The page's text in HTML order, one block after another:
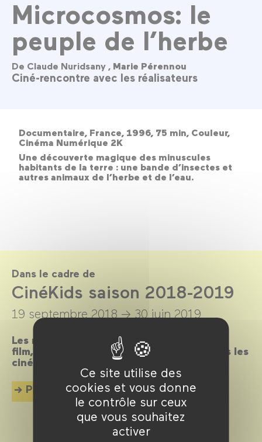
Ce site utilise des
cookies et vous donne
le contrôle sur ceux
que vous souhaitez
activer
Microcosmos: le
peuple de l’herbe
De Claude Nuridsany , Marie Pérennou
Ciné-rencontre avec les réalisateurs
Documentaire, France, 1996, 75 min, Couleur,
Cinéma Numérique 2K
Une découverte magique des minuscules
habitants de la terre : une bande d’insectes et
autres animaux de l’herbe et de l’eau.
Dans le cadre de
CinéKids saison 2018-2019
19 septembre 2018 → 30 juin 2019
Les mercredis et dimanches après-midi, un
film, un goûter et des animations pour tous les
cinéphiles en herbe de 18 mois à 8 ans !
Plus d'info